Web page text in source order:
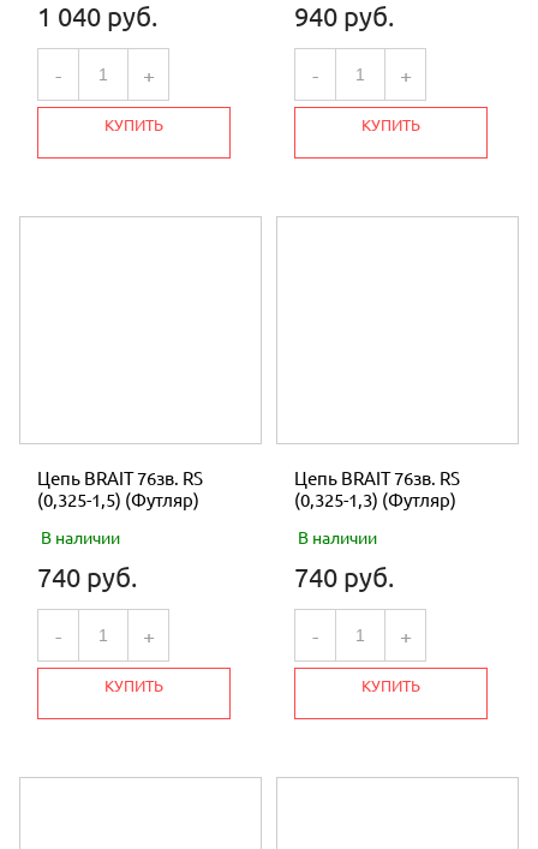
1 040 руб.
- +
КУПИТЬ
940 руб.
- +
КУПИТЬ
Цепь BRAIT 76зв. RS
(0,325-1,5) (Футляр)
В наличии
740 руб.
- +
КУПИТЬ
Цепь BRAIT 76зв. RS
(0,325-1,3) (Футляр)
В наличии
740 руб.
- +
КУПИТЬ